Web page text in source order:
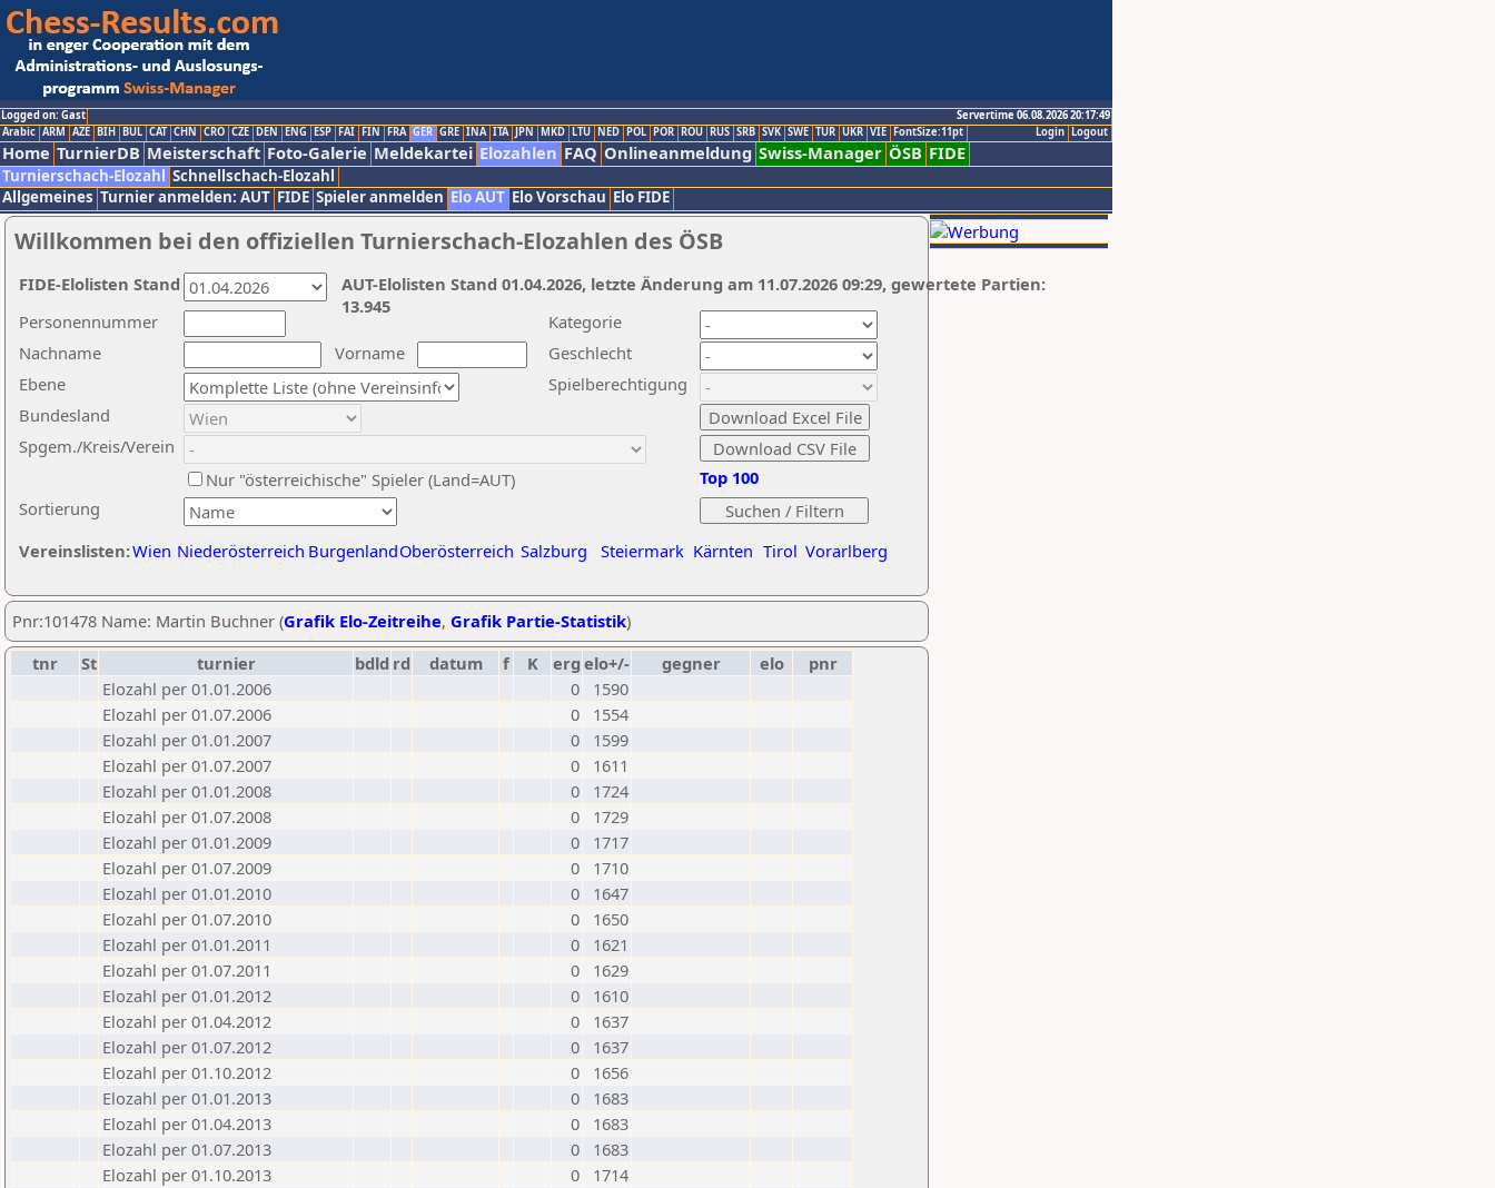
Logged on: Gast
Servertime 06.08.2026 20:17:49
Logout
Login
Arabic ARM AZE BIH BUL CAT CHN CRO CZE DEN ENG ESP FAI FIN FRA GER GRE INA ITA JPN MKD LTU NED POL POR ROU RUS SRB SVK SWE TUR UKR VIE FontSize:11pt
Home TurnierDB Meisterschaft Foto-Galerie Meldekartei Elozahlen FAQ Onlineanmeldung Swiss-Manager ÖSB FIDE
Turnierschach-Elozahl Schnellschach-Elozahl
Allgemeines Turnier anmelden: AUT FIDE Spieler anmelden Elo AUT Elo Vorschau Elo FIDE
Willkommen bei den offiziellen Turnierschach-Elozahlen des ÖSB
Nachname
Vorname
Ebene
Kategorie
Sortierung
Personennummer
Bundesland
Spgem./Kreis/Verein
Geschlecht
Nur "österreichische" Spieler (Land=AUT)
Spielberechtigung
Vereinslisten:Wien Niederösterreich BurgenlandOberösterreich Salzburg Steiermark Kärnten Tirol Vorarlberg
Top 100
AUT-Elolisten Stand 01.04.2026, letzte Änderung am 11.07.2026 09:29, gewertete Partien:
13.945
FIDE-Elolisten Stand
Pnr:101478 Name: Martin Buchner (Grafik Elo-Zeitreihe, Grafik Partie-Statistik)
tnr
St turnier bdld rd datum f K erg elo+/- gegner elo
pnr
Elozahl per 01.01.2006
0
1590
Elozahl per 01.07.2006
0
1554
Elozahl per 01.01.2007
0
1599
Elozahl per 01.07.2007
0
1611
Elozahl per 01.01.2008
0
1724
Elozahl per 01.07.2008
0
1729
Elozahl per 01.01.2009
0
1717
Elozahl per 01.07.2009
0
1710
Elozahl per 01.01.2010
0
1647
Elozahl per 01.07.2010
0
1650
Elozahl per 01.01.2011
0
1621
Elozahl per 01.07.2011
0
1629
Elozahl per 01.01.2012
0
1610
Elozahl per 01.04.2012
0
1637
Elozahl per 01.07.2012
0
1637
Elozahl per 01.10.2012
0
1656
Elozahl per 01.01.2013
0
1683
Elozahl per 01.04.2013
0
1683
Elozahl per 01.07.2013
0
1683
Elozahl per 01.10.2013
0
1714